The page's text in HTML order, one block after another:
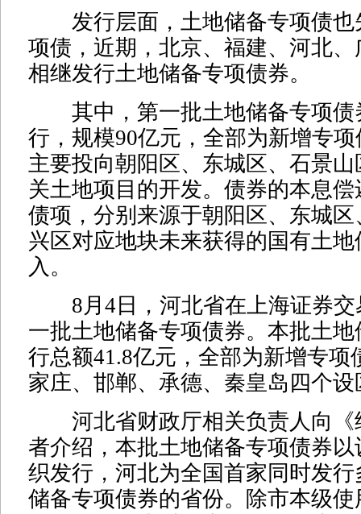
发行层面，土地储备专项债也
项债，近期，北京、福建、河北
相继发行土地储备专项债券。
其中，第一批土地储备专项债
行，规模90亿元，全部为新增专
主要投向朝阳区、东城区、石景
关土地项目的开发。债券的本息
债项，分别来源于朝阳区、东城
兴区对应地块未来获得的国有土
入。
8月4日，河北省在上海证券交
一批土地储备专项债券。本批土
行总额41.8亿元，全部为新增专项
家庄、邯郸、承德、秦皇岛四个设
河北省财政厅相关负责人向《
者介绍，本批土地储备专项债券
织发行，河北为全国首家同时发
储备专项债券的省份。除市本级